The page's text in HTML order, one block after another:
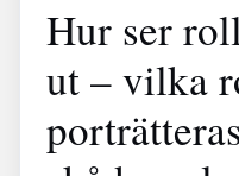
Hur ser
ut – vilka